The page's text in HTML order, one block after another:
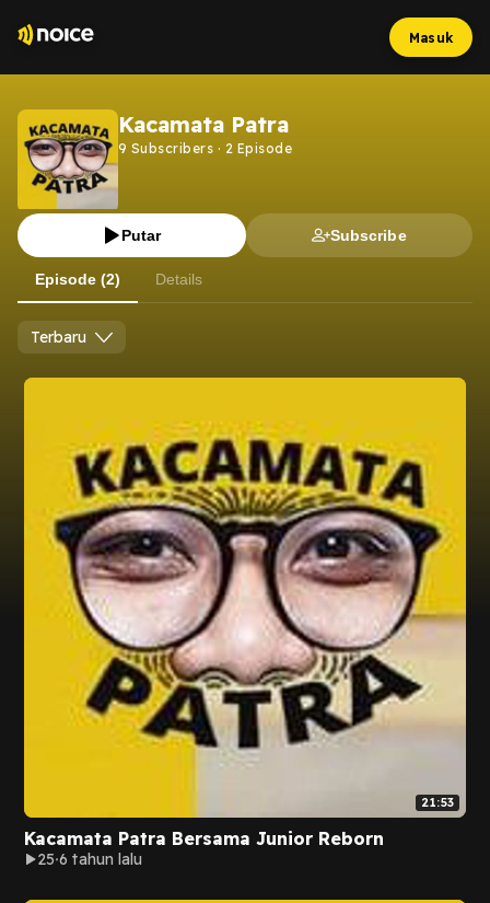
Masuk
Kacamata Patra
9 Subscribers · 2 Episode
Putar Subscribe
Episode (2) Details
Terbaru
21:53
Kacamata Patra Bersama Junior Reborn
25 6 tahun lalu